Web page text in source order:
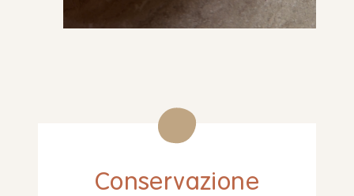
Conservazione